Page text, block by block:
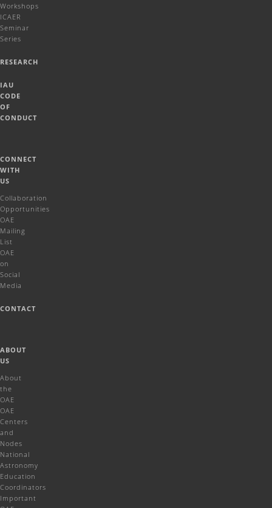
Workshops
ICAER
Seminar
Series
RESEARCH
IAU
CODE
OF
CONDUCT
CONNECT
WITH
US
Collaboration
Opportunities
OAE
Mailing
List
OAE
on
Social
Media
CONTACT
ABOUT
US
About
the
OAE
OAE
Centers
and
Nodes
National
Astronomy
Education
Coordinators
Important